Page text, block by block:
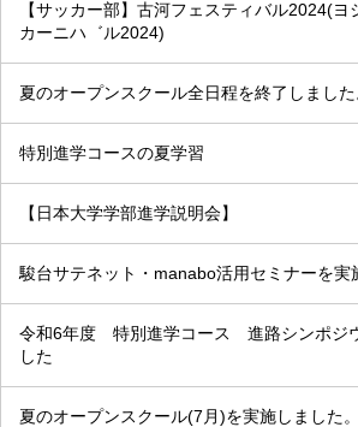
【サッカー部】古河フェスティバル2024(ヨ
カーニハ゛ル2024)
夏のオープンスクール全日程を終了しました
特別進学コースの夏学習
【日本大学学部進学説明会】
駿台サテネット・manabo活用セミナーを実
令和6年度 特別進学コース 進路シンポジ
した
夏のオープンスクール(7月)を実施しました。